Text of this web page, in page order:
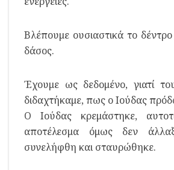
Βλέπουμε ουσιαστικά το
δάσος.
Έχουμε ως δεδομένο, γιατί
διδαχτήκαμε, πως ο Ιούδας
Ο Ιούδας κρεμάστηκε,
αποτέλεσμα όμως δεν
συνελήφθη και σταυρώθηκε.